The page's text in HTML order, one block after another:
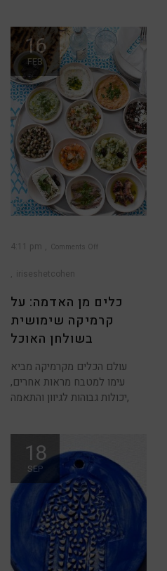
16
FEB
4:11 pm Comments Off
בשולחן
האוכל
iriseshetcohen
כלים מן האדמה: על
קרמיקה שימושית
בשולחן האוכל
עולם הכלים מקרמיקה מביא
עימו למטבח מראות אחרים,
יכולות גבוהות לגיוון והתאמה,
18
SEP